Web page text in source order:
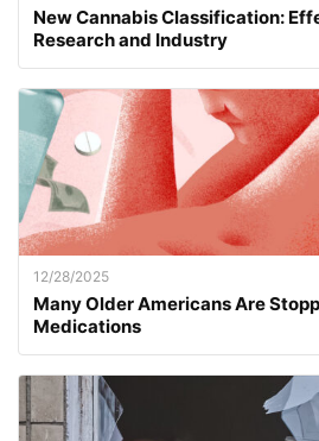
New Cannabis Classification:
Research and Industry
12/28/2025
Many Older Americans Are
Medications